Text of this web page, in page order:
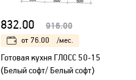
832.00 916.00
от 76.00 /мес.
Готовая кухня ГЛОСС 50-15
(Белый софт/ Белый софт)